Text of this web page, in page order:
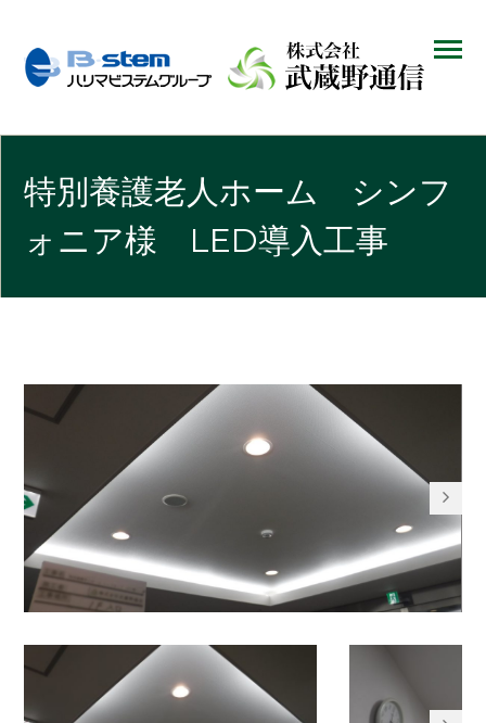
特別養護老人ホーム シンフ
ォニア様 LED導入工事